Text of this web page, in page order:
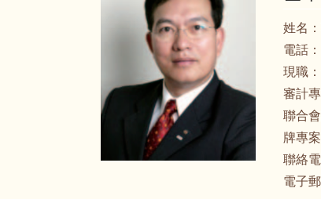
姓名：
電話：
現職：
審計
聯合
牌專
聯絡電
電子郵